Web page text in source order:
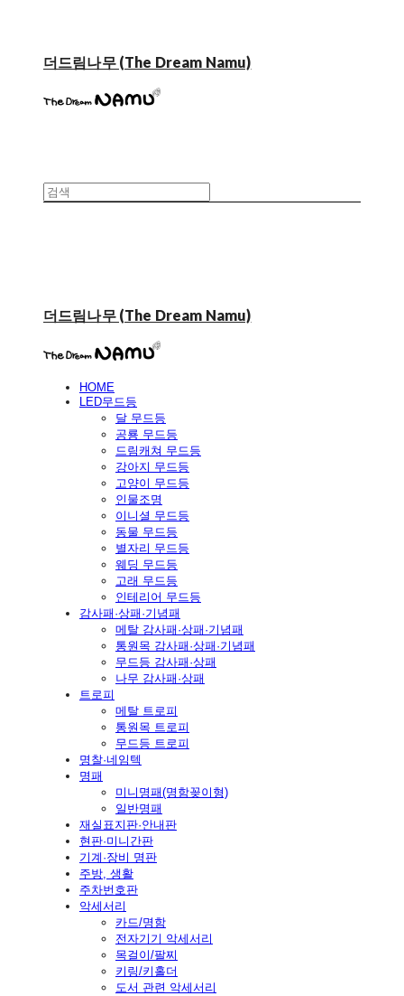
더드림나무 (The Dream Namu)
더드림나무 (The Dream Namu)
HOME
LED무드등
달 무드등
공룡 무드등
드림캐쳐 무드등
강아지 무드등
고양이 무드등
인물조명
이니셜 무드등
동물 무드등
별자리 무드등
웨딩 무드등
고래 무드등
인테리어 무드등
감사패·상패·기념패
메탈 감사패·상패·기념패
통원목 감사패·상패·기념패
무드등 감사패·상패
나무 감사패·상패
트로피
메탈 트로피
통원목 트로피
무드등 트로피
명찰·네임텍
명패
미니명패(명함꽂이형)
일반명패
재실표지판·안내판
현판·미니간판
기계·장비 명판
주방, 생활
주차번호판
악세서리
카드/명함
전자기기 악세서리
목걸이/팔찌
키링/키홀더
도서 관련 악세서리